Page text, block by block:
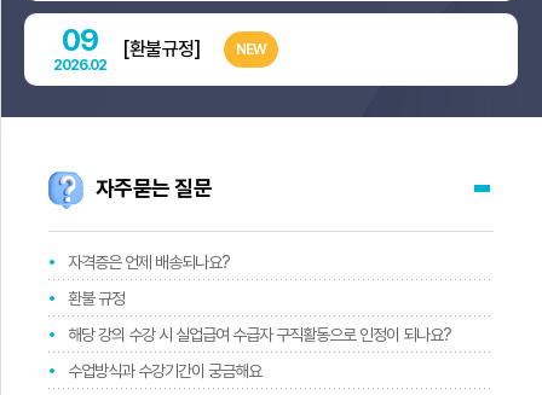
09
2026.02
[환불규정] NEW
자주묻는 질문
자격증은 언제 배송되나요?
환불 규정
해당 강의 수강 시 실업급여 수급자 구직활동으로 인정이 되나요?
수업방식과 수강기간이 궁금해요